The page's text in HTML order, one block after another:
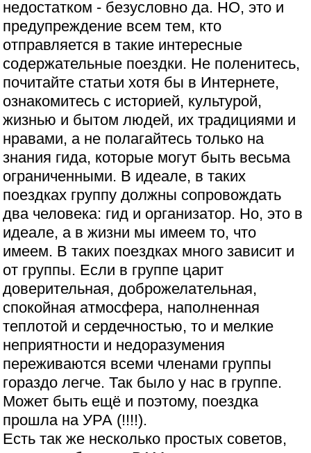
недостатком - безусловно да. НО, это и
предупреждение всем тем, кто
отправляется в такие интересные
содержательные поездки. Не поленитесь,
почитайте статьи хотя бы в Интернете,
ознакомитесь с историей, культурой,
жизнью и бытом людей, их традициями и
нравами, а не полагайтесь только на
знания гида, которые могут быть весьма
ограниченными. В идеале, в таких
поездках группу должны сопровождать
два человека: гид и организатор. Но, это в
идеале, а в жизни мы имеем то, что
имеем. В таких поездках много зависит и
от группы. Если в группе царит
доверительная, доброжелательная,
спокойная атмосфера, наполненная
теплотой и сердечностью, то и мелкие
неприятности и недоразумения
переживаются всеми членами группы
гораздо легче. Так было у нас в группе.
Может быть ещё и поэтому, поездка
прошла на УРА (!!!!).
Есть так же несколько простых советов,